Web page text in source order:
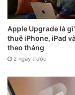
nhấn phím gọi thì
Apple Upgrade là
thuê iPhone, iPad
theo tháng
2 ngày trước